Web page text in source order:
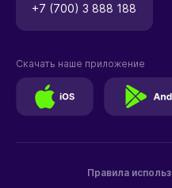
+7 (700) 3 888 188
Правила
Скачать наше приложение